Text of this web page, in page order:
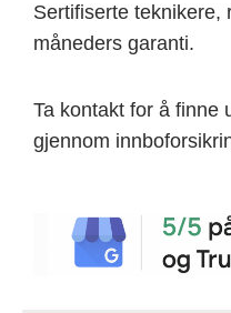
Sertifiserte teknikere,
måneders garanti.
Ta kontakt for å finne
gjennom